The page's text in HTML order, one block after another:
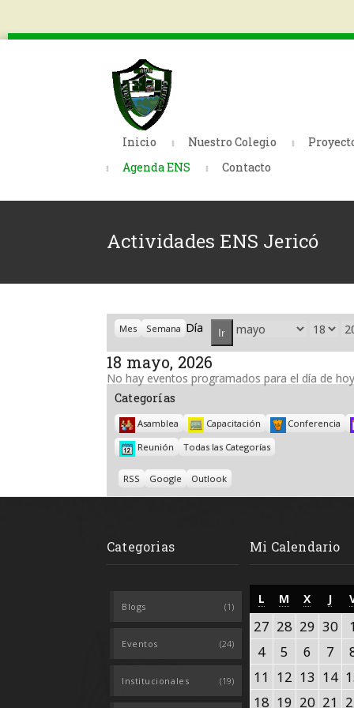
Inicio Nuestro Colegio
Agenda ENS
Contacto
Actividades ENS Jericó
Mes Semana Día Mes Día
18 mayo, 2026
No hay eventos programados para el día de
Categorías
Asamblea Capacitación
Conferencia
Reunión
Todas las Categorías
RSS
Subscribe
Google
Subscribe
Outlook
Categorias
Blogs (1)
Eventos (24)
Institucionales (19)
Mi Calendario
LLUNES
M MARTES
X J
27 27
abril,
2026
28 28
abril,
2026
29 29
abril,
2026
3030
44
mayo,
2026
5
mayo,
2026
6
mayo,
2026
7
11 11
mayo,
12 12
mayo,
13 13
mayo,
1414
18 18
19 19
202021 21